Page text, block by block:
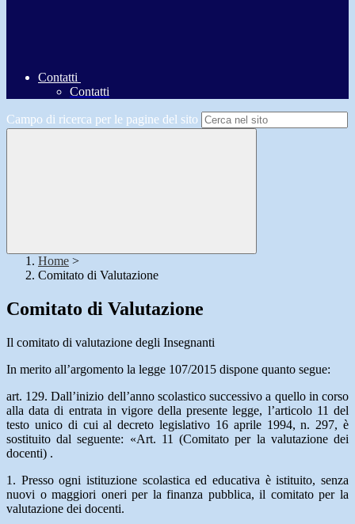
Contatti
Contatti
Campo di ricerca per le pagine del sito
Home >
Comitato di Valutazione
Comitato di Valutazione
Il comitato di valutazione degli Insegnanti
In merito all’argomento la legge 107/2015 dispone quanto segue:
art. 129. Dall’inizio dell’anno scolastico successivo a quello in corso
alla data di entrata in vigore della presente legge, l’articolo 11 del
testo unico di cui al decreto legislativo 16 aprile 1994, n. 297, è
sostituito dal seguente: «Art. 11 (Comitato per la valutazione dei
docenti) .
1. Presso ogni istituzione scolastica ed educativa è istituito, senza
nuovi o maggiori oneri per la finanza pubblica, il comitato per la
valutazione dei docenti.